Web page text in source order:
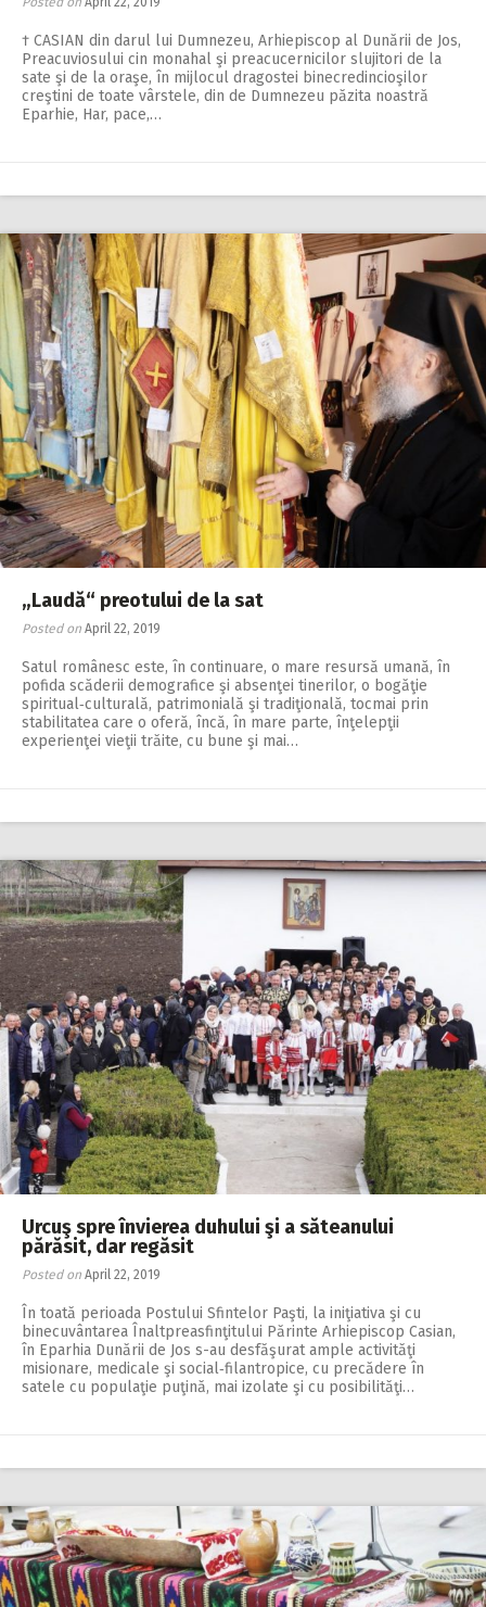
† CASIAN din darul lui Dumnezeu, Arhiepiscop al Dunării de Jos,
Preacuviosului cin monahal şi preacucernicilor slujitori de la
sate şi de la oraşe, în mijlocul dragostei binecredincioşilor
creştini de toate vârstele, din de Dumnezeu păzita noastră
Eparhie, Har, pace,…
„Laudă“ preotului de la sat
Posted on April 22, 2019
Satul românesc este, în continuare, o mare resursă umană, în
pofida scăderii demografice şi absenţei tinerilor, o bogăţie
spiritual‑culturală, patrimonială şi tradiţională, tocmai prin
stabilitatea care o oferă, încă, în mare parte, înţelepţii
experienţei vieţii trăite, cu bune şi mai…
Urcuş spre învierea duhului şi a săteanului
părăsit, dar regăsit
Posted on April 22, 2019
În toată perioada Postului Sfintelor Paşti, la iniţiativa şi cu
binecuvântarea Înaltpreasfinţitului Părinte Arhiepiscop Casian,
în Eparhia Dunării de Jos s-au desfăşurat ample activităţi
misionare, medicale şi social‑filantropice, cu precădere în
satele cu populaţie puţină, mai izolate şi cu posibilităţi…